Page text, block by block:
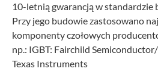
10-letnią gwarancją w standardzie
Przy jego budowie zastosowano
komponenty czołowych
np.: IGBT: Fairchild
Texas Instruments